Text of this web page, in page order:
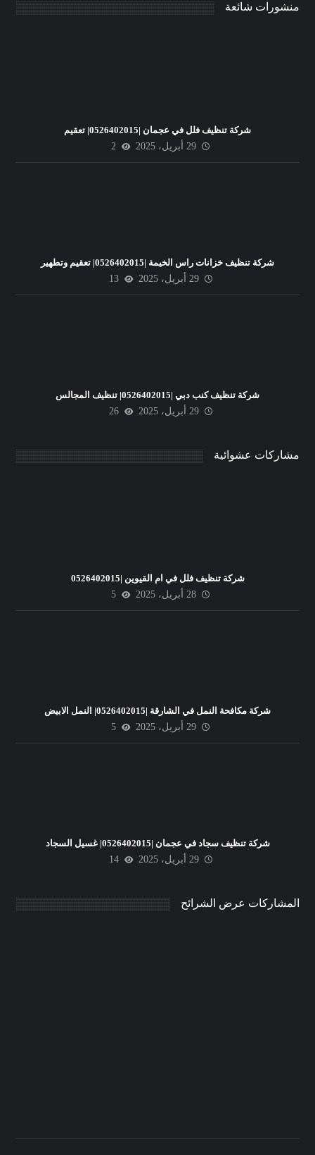
منشورات شائعة
شركة تنظيف فلل في عجمان |0526402015| تعقيم
29 أبريل، 2025
2
شركة تنظيف خزانات راس الخيمة |0526402015| تعقيم وتطهير
29 أبريل، 2025
13
شركة تنظيف كنب دبي |0526402015| تنظيف المجالس
29 أبريل، 2025
26
مشاركات عشوائية
شركة تنظيف فلل في ام القيوين |0526402015
28 أبريل، 2025
5
شركة مكافحة النمل في الشارقة |0526402015| النمل الابيض
29 أبريل، 2025
5
شركة تنظيف سجاد في عجمان |0526402015| غسيل السجاد
29 أبريل، 2025
14
المشاركات عرض الشرائح